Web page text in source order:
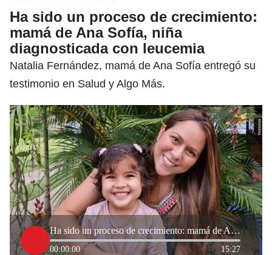
Ha sido un proceso de crecimiento:
mamá de Ana Sofía, niña
diagnosticada con leucemia
Natalia Fernández, mamá de Ana Sofía entregó su
testimonio en Salud y Algo Más.
Ha sido un proceso de crecimiento: mamá de Ana Sofía, niña diagnosticada con leucemia
00:00:00 15:27